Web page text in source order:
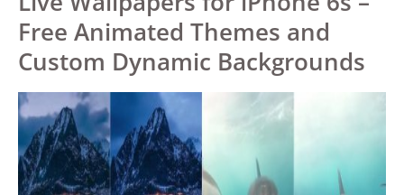
Free Animated Themes and
Custom Dynamic Backgrounds